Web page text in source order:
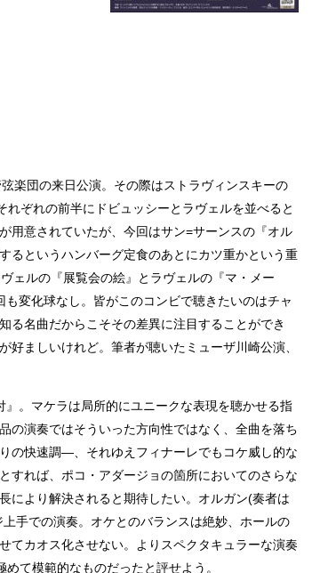
楽団の来日公演。その際はストラヴィンスキーの
れぞれの前半にドビュッシーとラヴェルを並べると
用意されていたが、今回はサン=サーンスの『オル
るというハンバーグ定食のあとにカツ重かという重
ェルの『展覧会の絵』とラヴェルの『マ・メー
変化球なし。皆がこのコンビで聴きたいのはチャ
る名曲だからこそその差異に注目することができ
ましいけれど。筆者が聴いたミューザ川崎公演、
。マケラは局所的にユニークな表現を聴かせる指
の演奏ではそういった方向性ではなく、全曲を落ち
の快速調―、それゆえフィナーレでもコケ威し的な
すれば、ポコ・アダージョの箇所においてのさらな
により解決されると期待したい。オルガン(奏者は
手での演奏。オケとのバランスは絶妙、ホールの
てカオス化させない。よりスペクタキュラーな演奏
て模範的なものだったと評せよう。